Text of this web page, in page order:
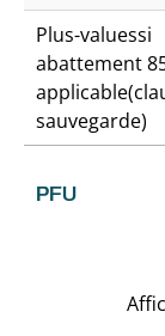
Plus-valuessi
abattement
sauvegarde)
PFU